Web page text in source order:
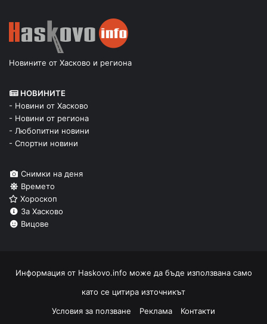
Новините от Хасково и региона
НОВИНИТЕ
- Новини от Хасково
- Новини от региона
- Любопитни новини
- Спортни новини
Снимки на деня
Времето
Хороскоп
За Хасково
Вицове
Информация от Haskovo.info може да бъде използвана само
като се цитира източникът
Условия за ползване
Реклама Контакти